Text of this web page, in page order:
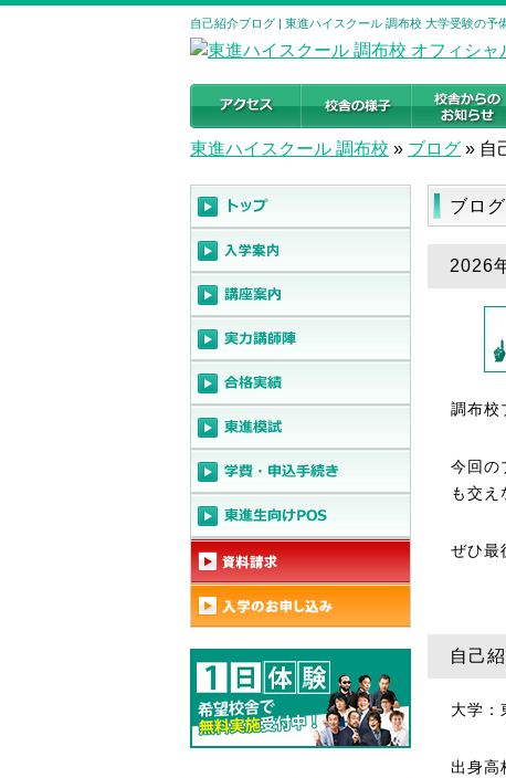
自己紹介ブログ | 東進ハイスクール 調布校 大学受験の予
東進ハイスクール 調布校 » ブログ » 自
ブログ
2026
調布校
今回の
も交え
ぜひ最
自己
大学
出身高